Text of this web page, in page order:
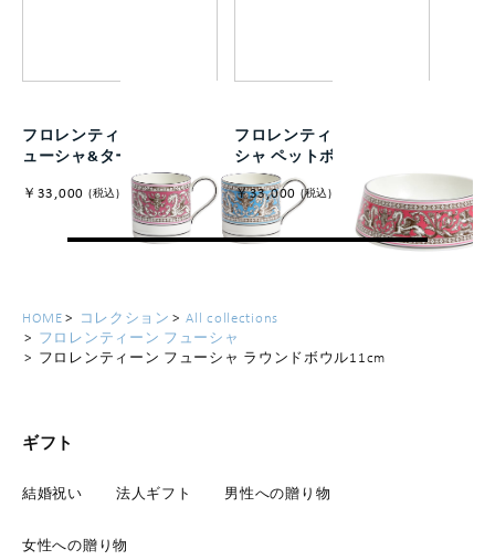
フロレンティーン マグ フ
ューシャ&ターコイズ
￥33,000 (税込)
フロレンティーン フュー
シャ ペットボウル 21cm
￥33,000 (税込)
HOME コレクション
All collections
フロレンティーン フューシャ
フロレンティーン フューシャ ラウンドボウル11cm
ギフト
結婚祝い 法人ギフト 男性への贈り物
女性への贈り物